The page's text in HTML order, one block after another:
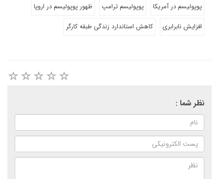
پوپولیسم در آمریکا
پوپولیسم ترامپ
ظهور پوپولیسم در اروپا
افزایش نابرابری
کاهش استاندارد زندگی طبقه کارگر
نظر شما :